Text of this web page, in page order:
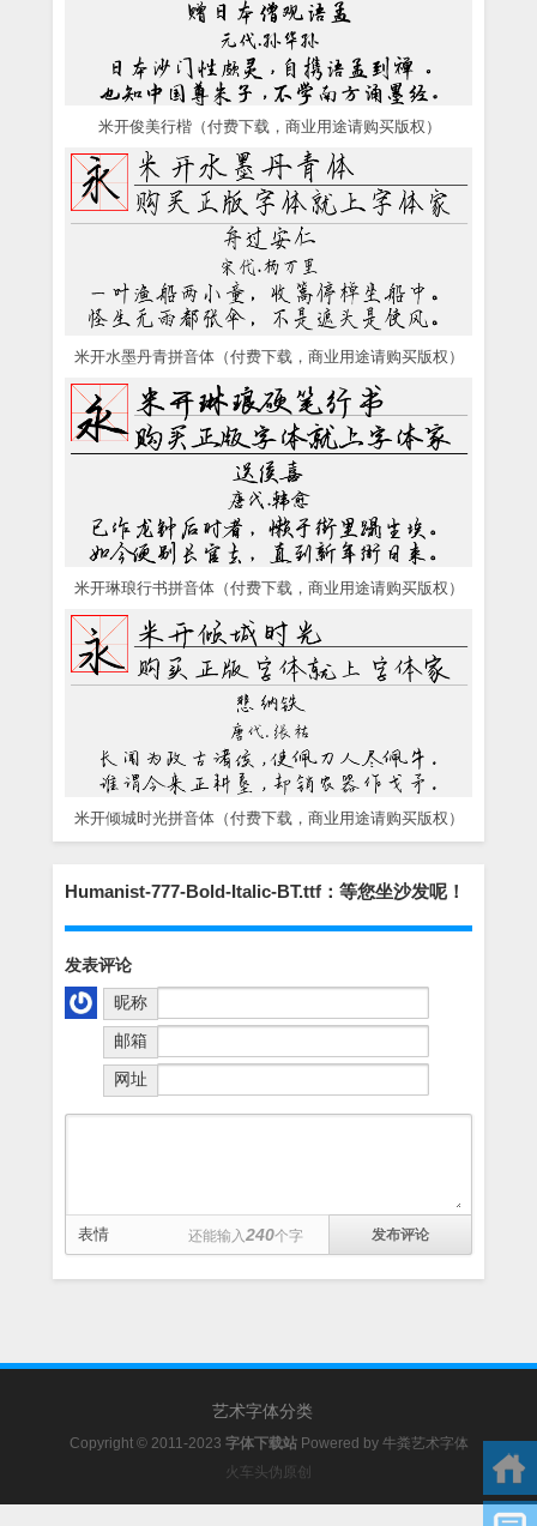
米开俊美行楷（付费下载，商业用途请购买版权）
米开水墨丹青拼音体（付费下载，商业用途请购买版权）
米开琳琅行书拼音体（付费下载，商业用途请购买版权）
米开倾城时光拼音体（付费下载，商业用途请购买版权）
Humanist-777-Bold-Italic-BT.ttf：等您坐沙发呢！
发表评论
昵称
邮箱
网址
表情 还能输入240个字
艺术字体分类
Copyright © 2011-2023 字体下载站 Powered by 牛粪艺术字体
火车头伪原创